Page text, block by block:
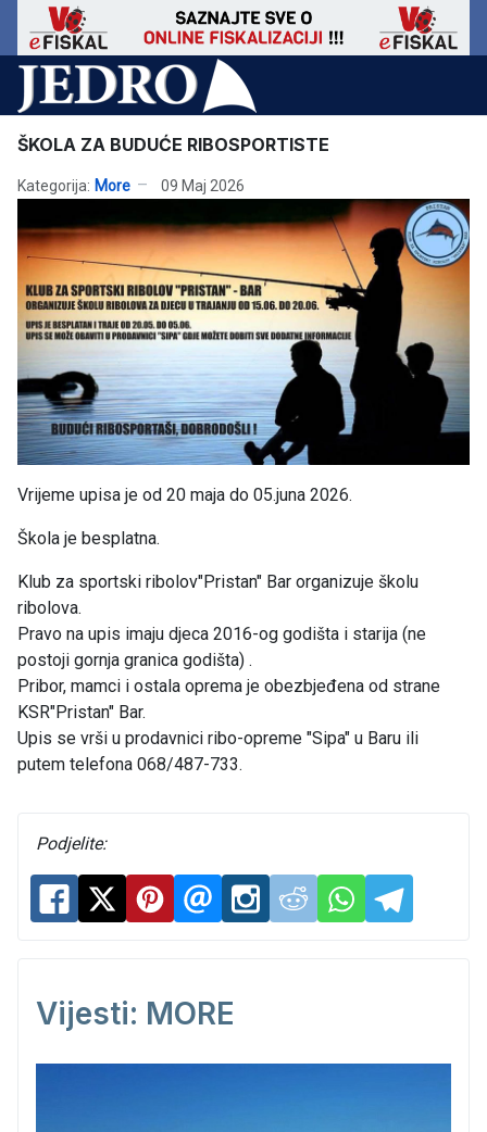
ŠKOLA ZA BUDUĆE RIBOSPORTISTE
Kategorija: More 09 Maj 2026
Vrijeme upisa je od 20 maja do 05.juna 2026.
Škola je besplatna.
Klub za sportski ribolov"Pristan" Bar organizuje školu
ribolova.
Pravo na upis imaju djeca 2016-og godišta i starija (ne
postoji gornja granica godišta) .
Pribor, mamci i ostala oprema je obezbjeđena od strane
KSR"Pristan" Bar.
Upis se vrši u prodavnici ribo-opreme "Sipa" u Baru ili
putem telefona 068/487-733.
Podjelite:
Vijesti: MORE